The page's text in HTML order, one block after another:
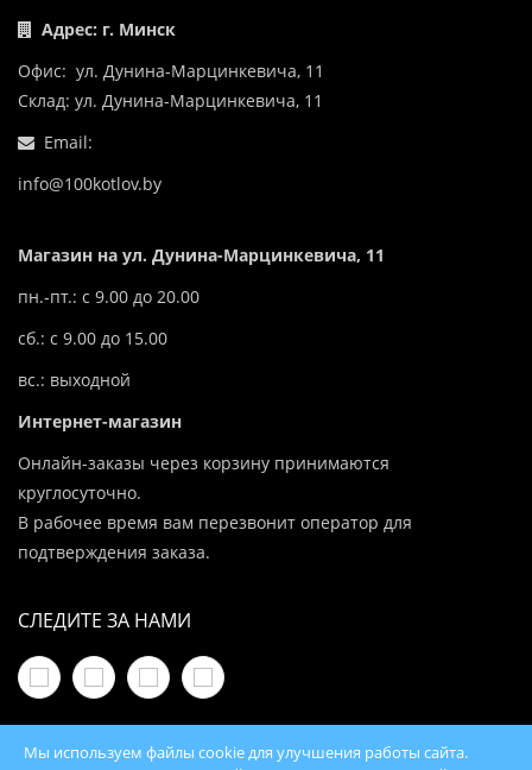
Адрес: г. Минск
Офис: ул. Дунина-Марцинкевича, 11
Склад: ул. Дунина-Марцинкевича, 11
Email:
info@100kotlov.by
Магазин на ул. Дунина-Марцинкевича, 11
пн.-пт.: с 9.00 до 20.00
сб.: с 9.00 до 15.00
вс.: выходной
Интернет-магазин
Онлайн-заказы через корзину принимаются
круглосуточно.
В рабочее время вам перезвонит оператор для
подтверждения заказа.
СЛЕДИТЕ ЗА НАМИ
Мы используем файлы cookie для улучшения работы сайта.